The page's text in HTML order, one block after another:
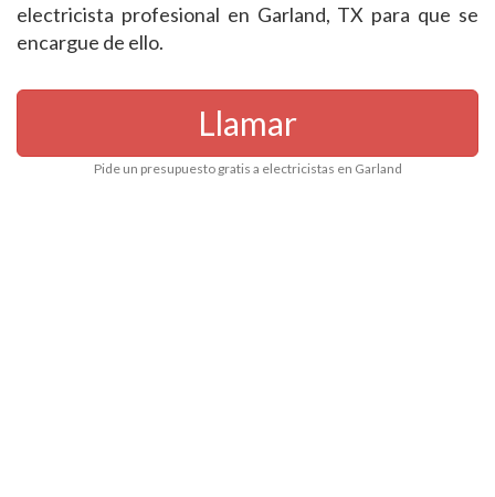
electricista profesional en Garland, TX para que se
encargue de ello.
Llamar
Pide un presupuesto gratis a electricistas en Garland